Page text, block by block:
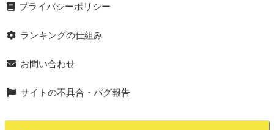
プライバシーポリシー
ランキングの仕組み
お問い合わせ
サイトの不具合・バグ報告